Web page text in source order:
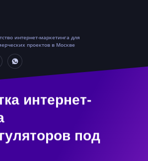
интернет-маркетинга для
проектов в Москве
интернет-
под